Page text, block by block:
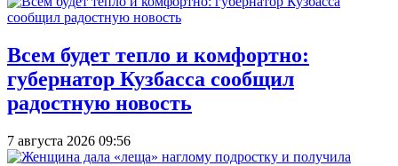
Всем будет тепло и комфортно:
губернатор Кузбасса сообщил
радостную новость
7 августа 2026 09:56